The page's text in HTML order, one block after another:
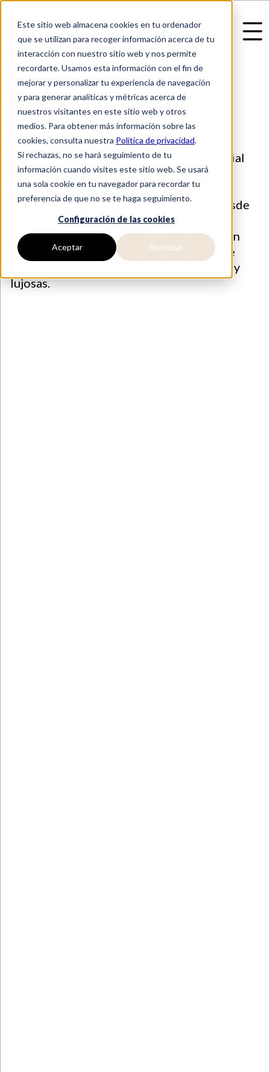
Este sitio web almacena cookies en tu ordenador
que se utilizan para recoger información acerca de tu
interacción con nuestro sitio web y nos permite
recordarte. Usamos esta información con el fin de
mejorar y personalizar tu experiencia de navegación
y para generar analíticas y métricas acerca de
nuestros visitantes en este sitio web y otros
medios. Para obtener más información sobre las
cookies, consulta nuestra Política de privacidad.
Si rechazas, no se hará seguimiento de tu
información cuando visites este sitio web. Se usará
una sola cookie en tu navegador para recordar tu
preferencia de que no se te haga seguimiento.
Configuración de las cookies
Aceptar Rechazar
Driven News
Driven News: Análisis y Tendencias del
Mercado Inmobiliario de Lujo en España
Mantente a la vanguardia con el blog oficial
de Driven Properties. Te ofrecemos una
perspectiva experta y exclusiva sobre el
mercado inmobiliario de lujo español: desde
análisis de inversión en las zonas más
codiciadas, hasta las últimas tendencias en
arquitectura y estilo de vida. Tu fuente de
información para decisiones inteligentes y
lujosas.